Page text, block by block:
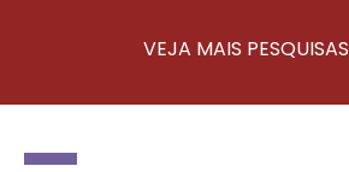
VEJA MAIS PESQUISAS